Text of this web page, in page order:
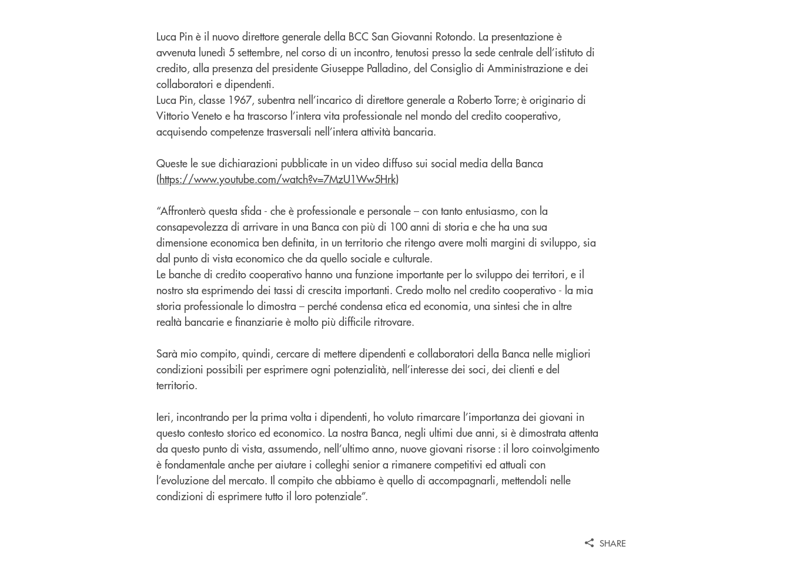
Luca Pin è il nuovo direttore generale della BCC San Giovanni Rotondo. La presentazione è
avvenuta lunedì 5 settembre, nel corso di un incontro, tenutosi presso la sede centrale dell’istituto di
credito, alla presenza del presidente Giuseppe Palladino, del Consiglio di Amministrazione e dei
collaboratori e dipendenti.
Luca Pin, classe 1967, subentra nell’incarico di direttore generale a Roberto Torre; è originario di
Vittorio Veneto e ha trascorso l’intera vita professionale nel mondo del credito cooperativo,
acquisendo competenze trasversali nell’intera attività bancaria.
Queste le sue dichiarazioni pubblicate in un video diffuso sui social media della Banca
(https://www.youtube.com/watch?v=7MzU1Ww5Hrk)
“Affronterò questa sfida - che è professionale e personale – con tanto entusiasmo, con la
consapevolezza di arrivare in una Banca con più di 100 anni di storia e che ha una sua
dimensione economica ben definita, in un territorio che ritengo avere molti margini di sviluppo, sia
dal punto di vista economico che da quello sociale e culturale.
Le banche di credito cooperativo hanno una funzione importante per lo sviluppo dei territori, e il
nostro sta esprimendo dei tassi di crescita importanti. Credo molto nel credito cooperativo - la mia
storia professionale lo dimostra – perché condensa etica ed economia, una sintesi che in altre
realtà bancarie e finanziarie è molto più difficile ritrovare.
Sarà mio compito, quindi, cercare di mettere dipendenti e collaboratori della Banca nelle migliori
condizioni possibili per esprimere ogni potenzialità, nell’interesse dei soci, dei clienti e del
territorio.
Ieri, incontrando per la prima volta i dipendenti, ho voluto rimarcare l’importanza dei giovani in
questo contesto storico ed economico. La nostra Banca, negli ultimi due anni, si è dimostrata attenta
da questo punto di vista, assumendo, nell’ultimo anno, nuove giovani risorse : il loro coinvolgimento
è fondamentale anche per aiutare i colleghi senior a rimanere competitivi ed attuali con
l’evoluzione del mercato. Il compito che abbiamo è quello di accompagnarli, mettendoli nelle
condizioni di esprimere tutto il loro potenziale”.
SHARE